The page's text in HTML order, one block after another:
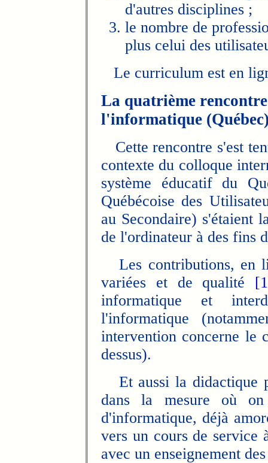
d'autres disciplines ;
le nombre de
plus celui des
Le curriculum est en
La quatrième
l'informatique
Cette rencontre s'est
contexte du colloque
système éducatif du
Québécoise des
au Secondaire) s'étaient
de l'ordinateur à des fins
Les contributions, en
variées et de qualité
informatique et
l'informatique
intervention concerne
dessus).
Et aussi la didactique
dans la mesure où
d'informatique, déjà
vers un cours de service
avec un enseignement